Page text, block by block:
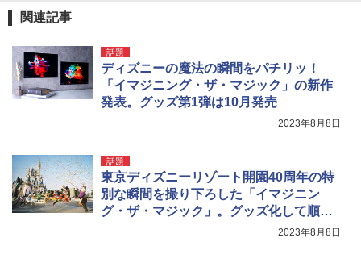
関連記事
話題
ディズニーの魔法の瞬間をパチリッ！
「イマジニング・ザ・マジック」の新作
発表。グッズ第1弾は10月発売
2023年8月8日
話題
東京ディズニーリゾート開園40周年の特
別な瞬間を撮り下ろした「イマジニン
グ・ザ・マジック」。グッズ化して順次
2023年8月8日